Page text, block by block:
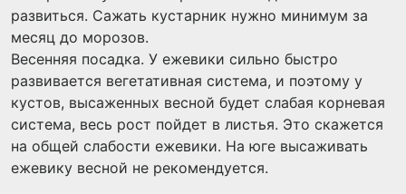
развиться. Сажать кустарник нужно минимум за
месяц до морозов.
Весенняя посадка. У ежевики сильно быстро
развивается вегетативная система, и поэтому у
кустов, высаженных весной будет слабая корневая
система, весь рост пойдет в листья. Это скажется
на общей слабости ежевики. На юге высаживать
ежевику весной не рекомендуется.